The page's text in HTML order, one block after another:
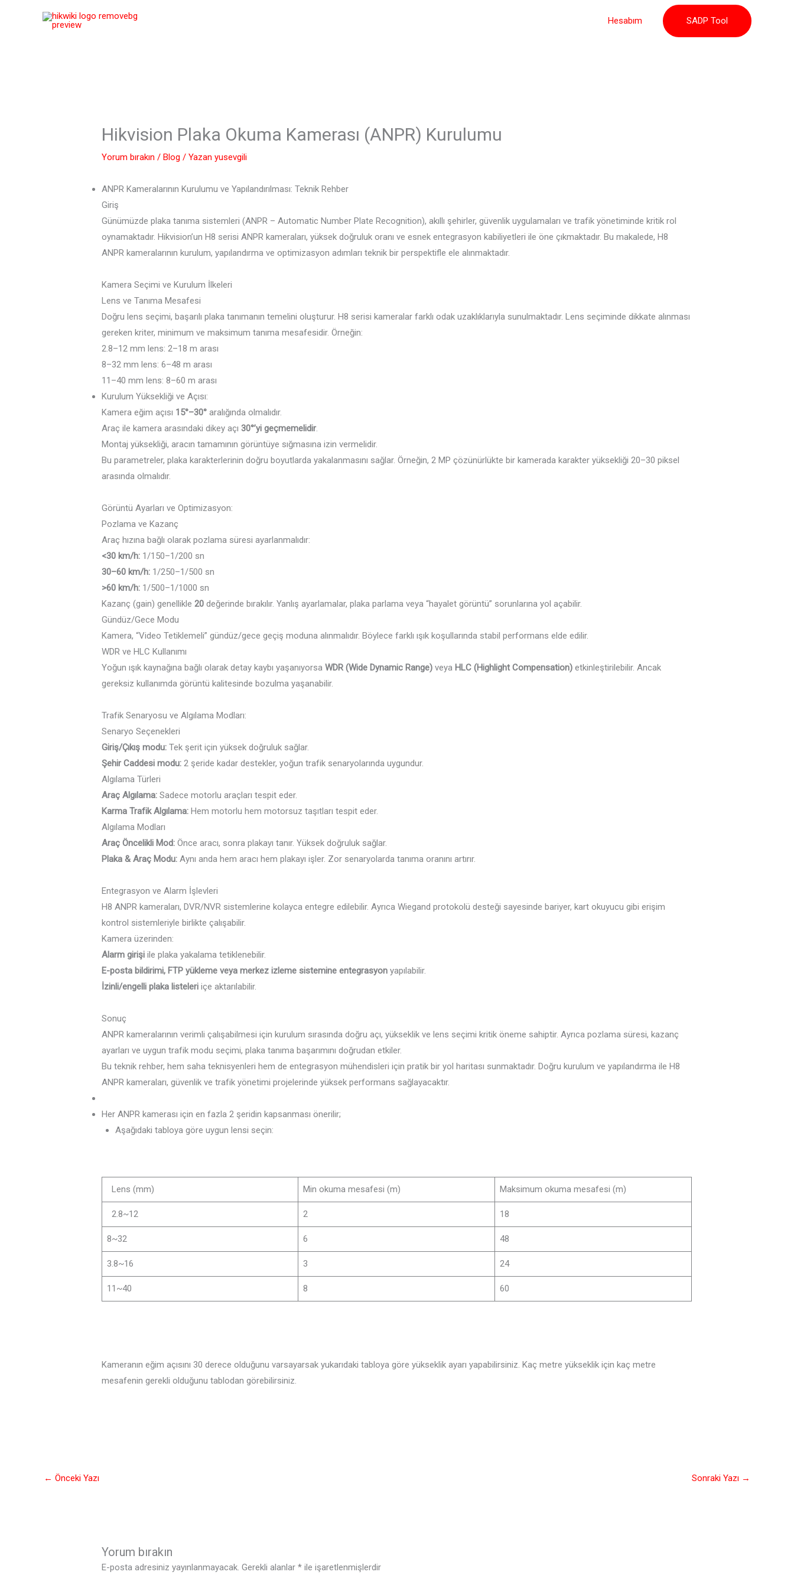
Hesabım SADP Tool
Hikvision Plaka Okuma Kamerası (ANPR) Kurulumu
Yorum bırakın /Blog / Yazan yusevgili
ANPR Kameralarının Kurulumu ve Yapılandırılması: Teknik Rehber
Giriş
Günümüzde plaka tanıma sistemleri (ANPR – Automatic Number Plate Recognition), akıllı şehirler, güvenlik uygulamaları ve trafik yönetiminde kritik rol
oynamaktadır. Hikvision’un H8 serisi ANPR kameraları, yüksek doğruluk oranı ve esnek entegrasyon kabiliyetleri ile öne çıkmaktadır. Bu makalede, H8
ANPR kameralarının kurulum, yapılandırma ve optimizasyon adımları teknik bir perspektifle ele alınmaktadır.
Kamera Seçimi ve Kurulum İlkeleri
Lens ve Tanıma Mesafesi
Doğru lens seçimi, başarılı plaka tanımanın temelini oluşturur. H8 serisi kameralar farklı odak uzaklıklarıyla sunulmaktadır. Lens seçiminde dikkate alınması
gereken kriter, minimum ve maksimum tanıma mesafesidir. Örneğin:
2.8–12 mm lens: 2–18 m arası
8–32 mm lens: 6–48 m arası
11–40 mm lens: 8–60 m arası
Kurulum Yüksekliği ve Açısı:
Kamera eğim açısı 15°–30° aralığında olmalıdır.
Araç ile kamera arasındaki dikey açı30°’yi geçmemelidir.
Montaj yüksekliği, aracın tamamının görüntüye sığmasına izin vermelidir.
Bu parametreler, plaka karakterlerinin doğru boyutlarda yakalanmasını sağlar. Örneğin, 2 MP çözünürlükte bir kamerada karakter yüksekliği 20–30 piksel
arasında olmalıdır.
Görüntü Ayarları ve Optimizasyon:
Pozlama ve Kazanç
Araç hızına bağlı olarak pozlama süresi ayarlanmalıdır:
<30 km/h: 1/150–1/200 sn
30–60 km/h: 1/250–1/500 sn
>60 km/h: 1/500–1/1000 sn
Kazanç (gain) genellikle20 değerinde bırakılır. Yanlış ayarlamalar, plaka parlama veya “hayalet görüntü” sorunlarına yol açabilir.
Gündüz/Gece Modu
Kamera, “Video Tetiklemeli” gündüz/gece geçiş moduna alınmalıdır. Böylece farklı ışık koşullarında stabil performans elde edilir.
WDR ve HLC Kullanımı
Yoğun ışık kaynağına bağlı olarak detay kaybı yaşanıyorsaWDR (Wide Dynamic Range) veya HLC (Highlight Compensation) etkinleştirilebilir. Ancak
gereksiz kullanımda görüntü kalitesinde bozulma yaşanabilir.
Trafik Senaryosu ve Algılama Modları:
Senaryo Seçenekleri
Giriş/Çıkış modu: Tek şerit için yüksek doğruluk sağlar.
Şehir Caddesi modu: 2 şeride kadar destekler, yoğun trafik senaryolarında uygundur.
Algılama Türleri
Araç Algılama: Sadece motorlu araçları tespit eder.
Karma Trafik Algılama: Hem motorlu hem motorsuz taşıtları tespit eder.
Algılama Modları
Araç Öncelikli Mod: Önce aracı, sonra plakayı tanır. Yüksek doğruluk sağlar.
Plaka & Araç Modu: Aynı anda hem aracı hem plakayı işler. Zor senaryolarda tanıma oranını artırır.
Entegrasyon ve Alarm İşlevleri
H8 ANPR kameraları, DVR/NVR sistemlerine kolayca entegre edilebilir. Ayrıca Wiegand protokolü desteği sayesinde bariyer, kart okuyucu gibi erişim
kontrol sistemleriyle birlikte çalışabilir.
Kamera üzerinden:
Alarm girişi ile plaka yakalama tetiklenebilir.
E-posta bildirimi, FTP yükleme veya merkez izleme sistemine entegrasyon yapılabilir.
İzinli/engelli plaka listeleri içe aktarılabilir.
Sonuç
ANPR kameralarının verimli çalışabilmesi için kurulum sırasında doğru açı, yükseklik ve lens seçimi kritik öneme sahiptir. Ayrıca pozlama süresi, kazanç
ayarları ve uygun trafik modu seçimi, plaka tanıma başarımını doğrudan etkiler.
Bu teknik rehber, hem saha teknisyenleri hem de entegrasyon mühendisleri için pratik bir yol haritası sunmaktadır. Doğru kurulum ve yapılandırma ile H8
ANPR kameraları, güvenlik ve trafik yönetimi projelerinde yüksek performans sağlayacaktır.
Her ANPR kamerası için en fazla 2 şeridin kapsanması önerilir;
Aşağıdaki tabloya göre uygun lensi seçin:
Lens (mm) Min okuma mesafesi (m) Maksimum okuma mesafesi (m)
2.8~12 2 18
8~32 6 48
3.8~16 3 24
11~40 8 60
Kameranın eğim açısını 30 derece olduğunu varsayarsak yukarıdaki tabloya göre yükseklik ayarı yapabilirsiniz. Kaç metre yükseklik için kaç metre
mesafenin gerekli olduğunu tablodan görebilirsiniz.
← Önceki Yazı Sonraki Yazı →
Yorum bırakın
E-posta adresiniz yayınlanmayacak. Gerekli alanlar* ile işaretlenmişlerdir